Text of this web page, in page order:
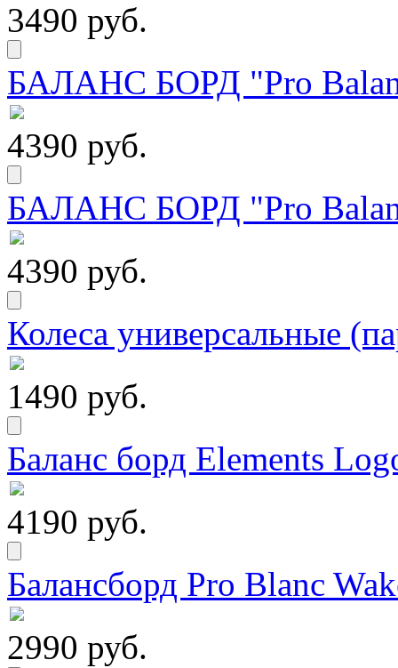
3490 руб.
БАЛАНС БОРД "Pro
4390 руб.
БАЛАНС БОРД "Pro
4390 руб.
Колеса универсальные
1490 руб.
Баланс борд Elements
4190 руб.
Балансборд Pro Blanc
2990 руб.